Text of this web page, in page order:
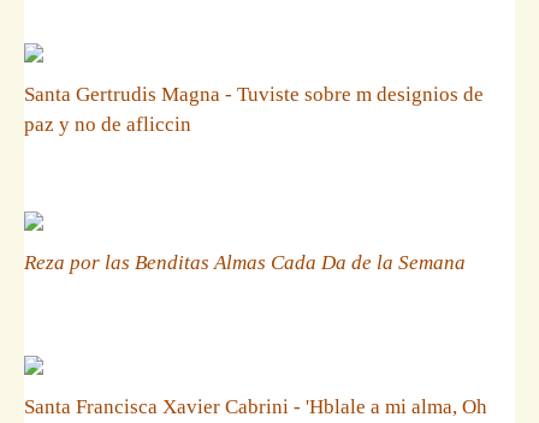
Santa Gertrudis Magna - Tuviste sobre m designios de
paz y no de afliccin
Reza por las Benditas Almas Cada Da de la Semana
Santa Francisca Xavier Cabrini - 'Hblale a mi alma, Oh